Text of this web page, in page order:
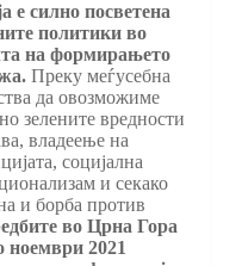
е силно посветена
политики во
на формирањето
Преку меѓусебна
да овозможиме
зелените вредности
владеење на
социјална
и секако
и борба против
во Црна Гора
2021